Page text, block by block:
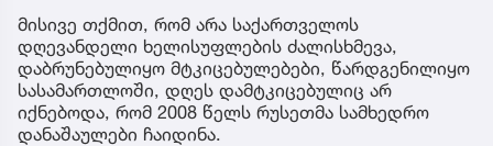
მისივე თქმით, რომ არა საქართველოს
დღევანდელი ხელისუფლების ძალისხმევა,
დაბრუნებულიყო მტკიცებულებები, წარდგენილიყო
სასამართლოში, დღეს დამტკიცებულიც არ
იქნებოდა, რომ 2008 წელს რუსეთმა სამხედრო
დანაშაულები ჩაიდინა.